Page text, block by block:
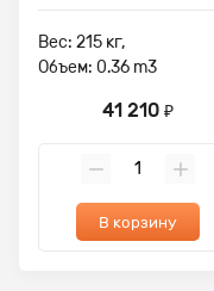
Вес: 215 кг,
Объем: 0.36 m3
41 210 ₽
В корзину